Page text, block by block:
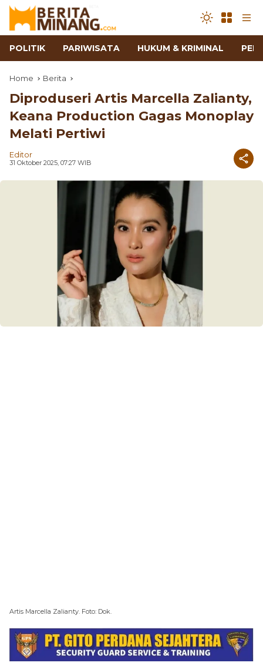
POLITIK PARIWISATA HUKUM & KRIMINAL
Home Berita
Diproduseri Artis Marcella Zalianty,
Keana Production Gagas Monoplay
Melati Pertiwi
Editor
31 Oktober 2025, 07:27 WIB
Artis Marcella Zalianty. Foto: Dok.